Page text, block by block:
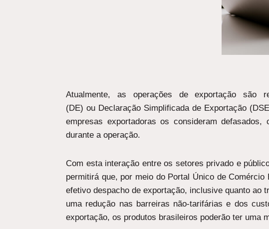
Atualmente, as operações de exportação são
(DE) ou Declaração Simplificada de Exportação
empresas exportadoras os consideram
durante a operação.
Com esta interação entre os setores privado e
permitirá que, por meio do Portal Único de
efetivo despacho de exportação, inclusive quanto ao
uma redução nas barreiras não-tarifárias e dos
exportação, os produtos brasileiros poderão ter uma